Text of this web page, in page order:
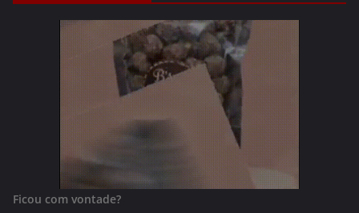
Ficou com vontade?